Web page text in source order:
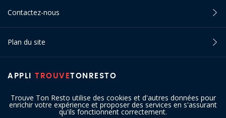
Trouve Ton Resto utilise des cookies et d'autres données pour
enrichir votre expérience et proposer des services en s'assurant
qu'ils fonctionnent correctement.
APPLI TROUVETONRESTO
Contactez-nous
Plan du site